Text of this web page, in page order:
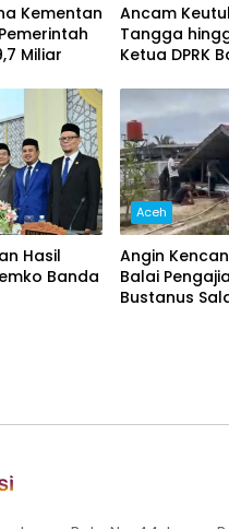
Kementan
Miliar‎
Ancam
Tangga
Ketua DPRK
Narkoba,
Peran
Hasil
Banda
Aceh
Angin
Balai
Bustanus